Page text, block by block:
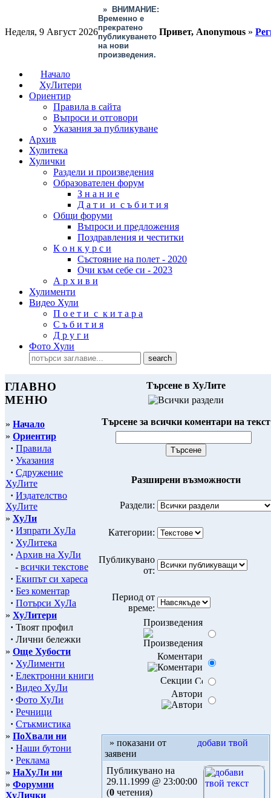
Неделя, 9 Август 2026
»
ВНИМАНИЕ:
Временно е
прекратено
публикуването
на нови
произведения.
Привет, Anonymous »
Начало
ХуЛитери
Ориентир
Правила в сайта
Въпроси и отговори
Указания за публикуване
Архив
Хулитека
Хулички
Раздели и произведения
Образователен форум
З н а н и е
Д а т и и с ъ б и т и я
Общи форуми
Въпроси и предложения
Поздравления и честитки
К о н к у р с и
Състояние на полет - 2020
Очи към себе си - 2023
А р х и в и
Хулименти
Видео Хули
П о е т и с к и т а р а
С ъ б и т и я
Д р у г и
Фото Хули
ГЛАВНО
МЕНЮ
» Начало
» Ориентир
· Правила
· Указания
· Сдружение
ХуЛите
· Издателство
ХуЛите
» ХуЛи
· Изпрати ХуЛа
· ХуЛитека
· Архив на ХуЛи
- всички текстове
· Екипът си хареса
· Без коментар
· Потърси ХуЛа
» ХуЛитери
· Твоят профил
· Лични бележки
» Още Хубости
· ХуЛименти
· Електронни книги
· Видео ХуЛи
· Фото ХуЛи
· Речници
· Стъкмистика
» ПоХвали ни
· Наши бутони
· Реклама
» НаХуЛи ни
» Форумни
ХуЛички
Търсене в ХуЛите
Търсене за всички коментари на текст
Разширени възможности
Раздели:
Категории:
Публикувано
от:
Период от
време:
Произведения
Коментари
Секции
Автори
» показани от
заявени
Публикувано на
29.11.1999 @ 23:00:00
(0 четения)